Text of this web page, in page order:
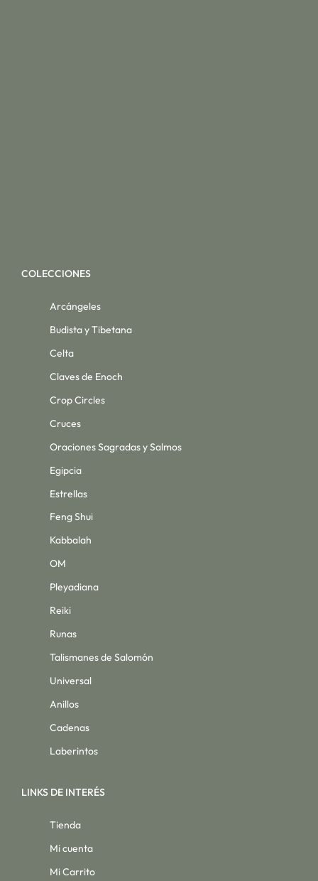
COLECCIONES
Arcángeles
Budista y Tibetana
Celta
Claves de Enoch
Crop Circles
Cruces
Oraciones Sagradas y Salmos
Egipcia
Estrellas
Feng Shui
Kabbalah
OM
Pleyadiana
Reiki
Runas
Talismanes de Salomón
Universal
Anillos
Cadenas
Laberintos
LINKS DE INTERÉS
Tienda
Mi cuenta
Mi Carrito